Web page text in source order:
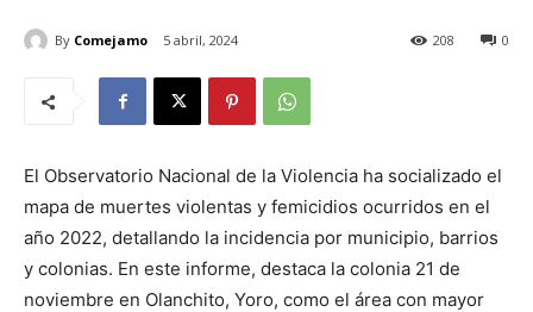
By Comejamo 5 abril, 2024 0
208
El Observatorio Nacional de la Violencia ha socializado el
mapa de muertes violentas y femicidios ocurridos en el
año 2022, detallando la incidencia por municipio, barrios
y colonias. En este informe, destaca la colonia 21 de
noviembre en Olanchito, Yoro, como el área con mayor